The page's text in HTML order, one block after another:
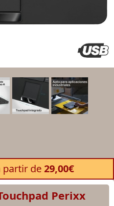
partir de29,00€
Perixx